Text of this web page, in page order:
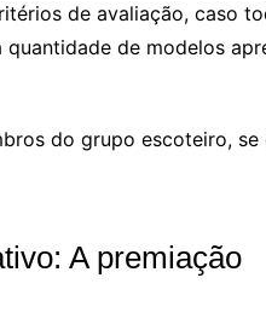
de avaliação, caso
quantidade de modelos
do grupo escoteiro, se
A premiação